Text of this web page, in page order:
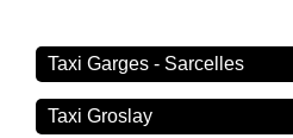
Taxi Garges - Sarcelles
Taxi Groslay